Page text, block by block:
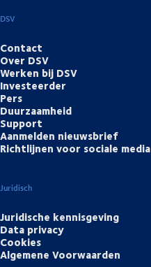
DSV
Contact
Over DSV
Werken bij DSV
Investeerder
Pers
Duurzaamheid
Support
Aanmelden nieuwsbrief
Richtlijnen voor sociale media
Juridisch
Juridische kennisgeving
Data privacy
Cookies
Algemene Voorwaarden